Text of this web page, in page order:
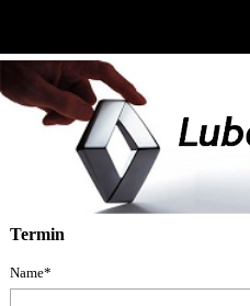
Termin
Name*